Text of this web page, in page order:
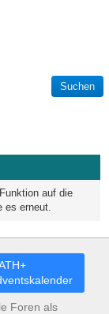
auf die
erneut.
Foren als